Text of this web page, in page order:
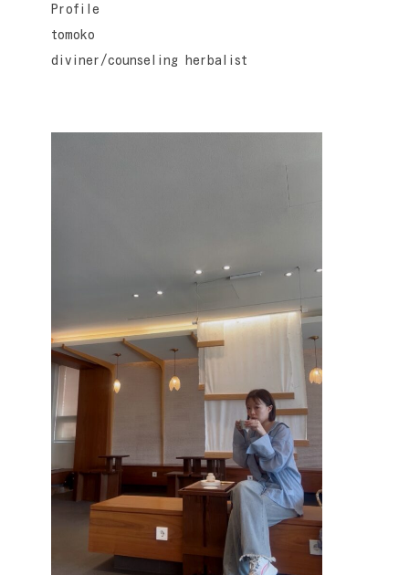
Profile
tomoko
diviner/counseling herbalist